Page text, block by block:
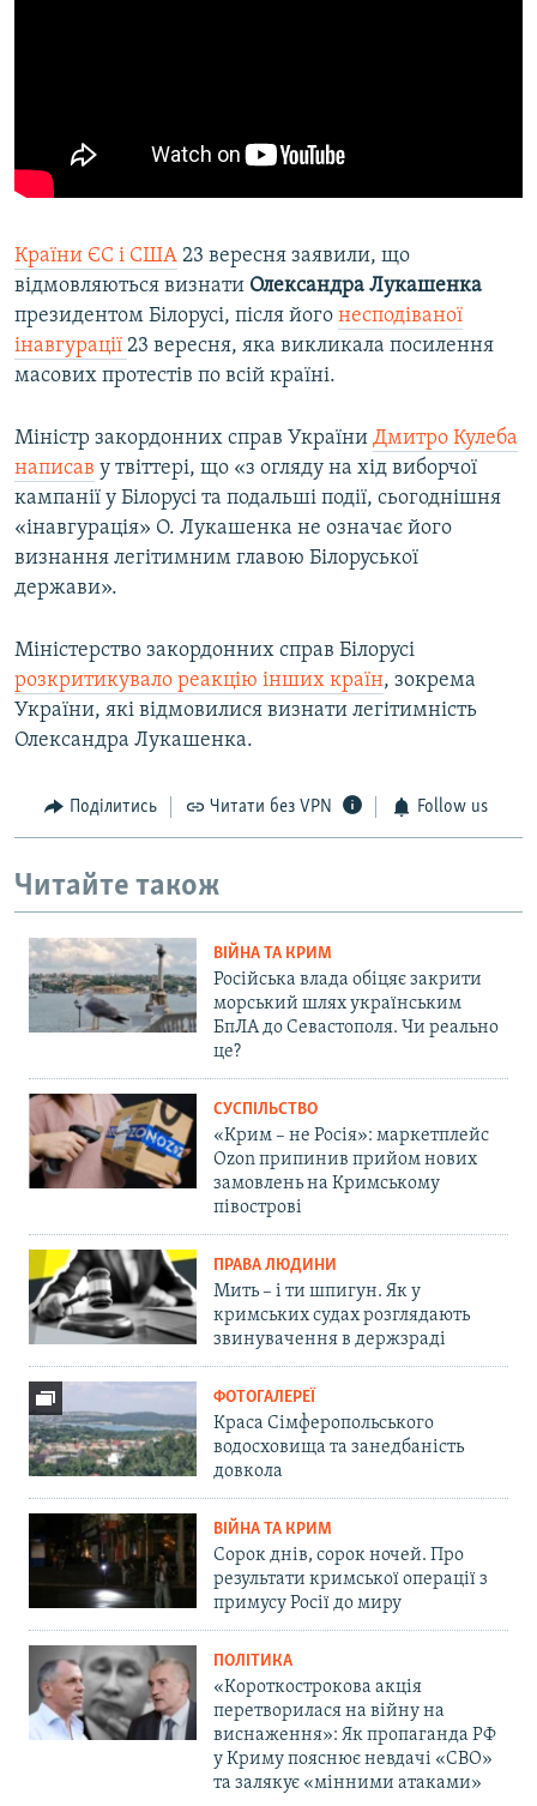
Країни ЄС і США 23 вересня заявили, що
відмовляються визнати Олександра Лукашенка
президентом Білорусі, після його несподіваної
інавгурації 23 вересня, яка викликала посилення
масових протестів по всій країні.
Міністр закордонних справ України Дмитро Кулеба
написав у твіттері, що «з огляду на хід виборчої
кампанії у Білорусі та подальші події, сьогоднішня
«інавгурація» О. Лукашенка не означає його
визнання легітимним главою Білоруської
держави».
Міністерство закордонних справ Білорусі
розкритикувало реакцію інших країн, зокрема
України, які відмовилися визнати легітимність
Олександра Лукашенка.
Поділитись Читати без VPN Follow us
Читайте також
ВІЙНА ТА КРИМ
Російська влада обіцяє закрити
морський шлях українським
БпЛА до Севастополя. Чи реально
це?
СУСПІЛЬСТВО
«Крим – не Росія»: маркетплейс
Ozon припинив прийом нових
замовлень на Кримському
півострові
ПРАВА ЛЮДИНИ
Мить – і ти шпигун. Як у
кримських судах розглядають
звинувачення в держзраді
ФОТОГАЛЕРЕЇ
Краса Сімферопольського
водосховища та занедбаність
довкола
ВІЙНА ТА КРИМ
Сорок днів, сорок ночей. Про
результати кримської операції з
примусу Росії до миру
ПОЛІТИКА
«Короткострокова акція
перетворилася на війну на
виснаження»: Як пропаганда РФ
у Криму пояснює невдачі «СВО»
та залякує «мінними атаками»